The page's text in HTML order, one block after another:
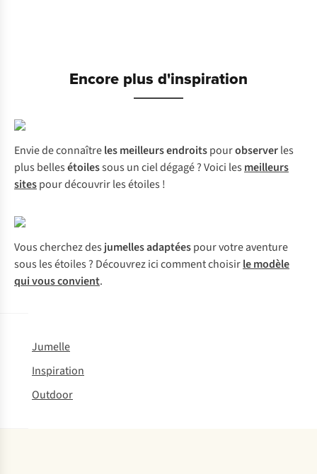
Encore plus d'inspiration
Envie de connaîtreles meilleurs endroitspourobserverles
plus bellesétoilessous un ciel dégagé ? Voici les meilleurs
sitespour découvrir les étoiles !
Vous cherchez des jumelles adaptéespour votre aventure
sous les étoiles ? Découvrez ici comment choisirle modèle
qui vous convient.
Jumelle
Inspiration
Outdoor